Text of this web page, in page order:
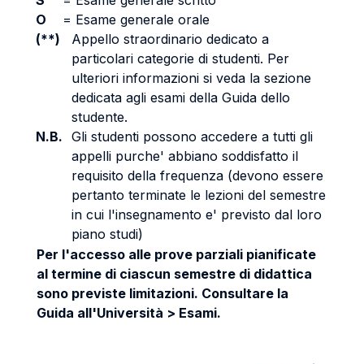
O
= Esame generale orale
(**)
Appello straordinario dedicato a
particolari categorie di studenti. Per
ulteriori informazioni si veda la sezione
dedicata agli esami della Guida dello
studente.
N.B. Gli studenti possono accedere a tutti gli
appelli purche' abbiano soddisfatto il
requisito della frequenza (devono essere
pertanto terminate le lezioni del semestre
in cui l'insegnamento e' previsto dal loro
piano studi)
Per l'accesso alle prove parziali pianificate
al termine di ciascun semestre di didattica
sono previste limitazioni. Consultare la
Guida all'Università > Esami.